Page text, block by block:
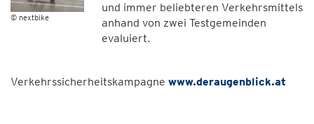
© nextbike
und immer beliebteren Verkehrsmittels
anhand von zwei Testgemeinden
evaluiert.
Verkehrssicherheitskampagne www.deraugenblick.at